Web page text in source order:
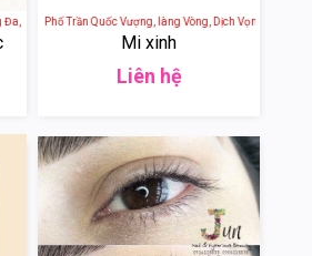
Nội, Việt Nam
Phố Trần Quốc Vượng, làng Vòng, Dịch Vọng Hậu, Cầu
Mi xinh
Liên hệ